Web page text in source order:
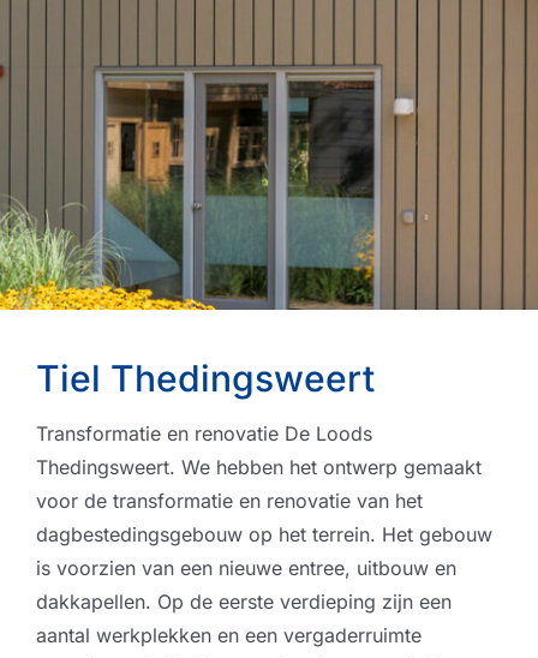
Tiel Thedingsweert
Transformatie en renovatie De Loods
Thedingsweert. We hebben het ontwerp gemaakt
voor de transformatie en renovatie van het
dagbestedingsgebouw op het terrein. Het gebouw
is voorzien van een nieuwe entree, uitbouw en
dakkapellen. Op de eerste verdieping zijn een
aantal werkplekken en een vergaderruimte